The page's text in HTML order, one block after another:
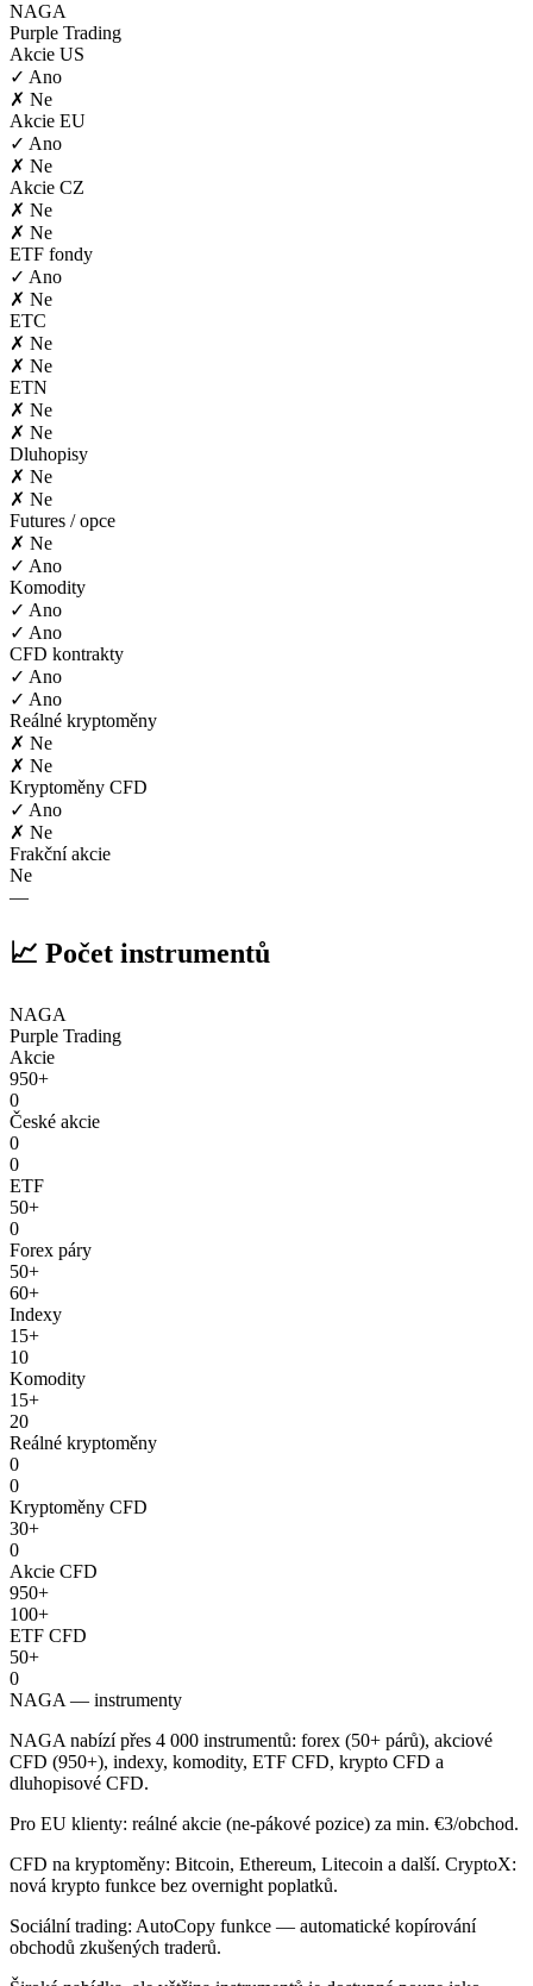
NAGA
Purple Trading
Akcie US
✓ Ano
✗ Ne
Akcie EU
✓ Ano
✗ Ne
Akcie CZ
✗ Ne
✗ Ne
ETF fondy
✓ Ano
✗ Ne
ETC
✗ Ne
✗ Ne
ETN
✗ Ne
✗ Ne
Dluhopisy
✗ Ne
✗ Ne
Futures / opce
✗ Ne
✓ Ano
Komodity
✓ Ano
✓ Ano
CFD kontrakty
✓ Ano
✓ Ano
Reálné kryptoměny
✗ Ne
✗ Ne
Kryptoměny CFD
✓ Ano
✗ Ne
Frakční akcie
Ne
—
📈 Počet instrumentů
NAGA
Purple Trading
Akcie
950+
0
České akcie
0
0
ETF
50+
0
Forex páry
50+
60+
Indexy
15+
10
Komodity
15+
20
Reálné kryptoměny
0
0
Kryptoměny CFD
30+
0
Akcie CFD
950+
100+
ETF CFD
50+
0
NAGA — instrumenty
NAGA nabízí přes 4 000 instrumentů: forex (50+ párů), akciové
CFD (950+), indexy, komodity, ETF CFD, krypto CFD a
dluhopisové CFD.
Pro EU klienty: reálné akcie (ne-pákové pozice) za min. €3/obchod.
CFD na kryptoměny: Bitcoin, Ethereum, Litecoin a další. CryptoX:
nová krypto funkce bez overnight poplatků.
Sociální trading: AutoCopy funkce — automatické kopírování
obchodů zkušených traderů.